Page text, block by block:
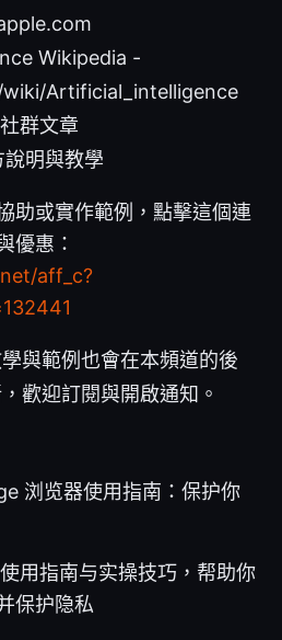
Wikipedia -
Artificial_intelligence
群文章
明與教學
助或實作範例，點擊這個連
優惠：
aff_c?
與範例也會在本頻道的後
歡迎訂閱與開啟通知。
浏览器使用指南：保护你
用指南与实操技巧，帮助你
保护隐私